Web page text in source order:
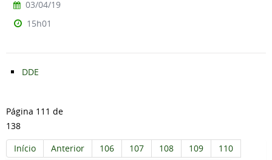
03/04/19
15h01
DDE
Página 111 de
138
Início
Anterior 106 107 108 109
110